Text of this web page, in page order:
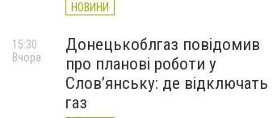
НОВИНИ
Донецькоблгаз повідомив
про планові роботи у
Слов’янську: де відключать
газ
15:30
Вчора